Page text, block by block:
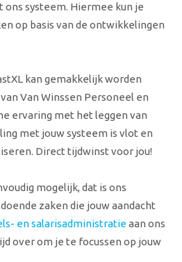
ons systeem. Hiermee kun je
op basis van de ontwikkelingen
kan gemakkelijk worden
Van Winssen Personeel en
ervaring met het leggen van
met jouw systeem is vlot en
Direct tijdwinst voor jou!
mogelijk, dat is ons
zaken die jouw aandacht
en salarisadministratieaan ons
over om je te focussen op jouw